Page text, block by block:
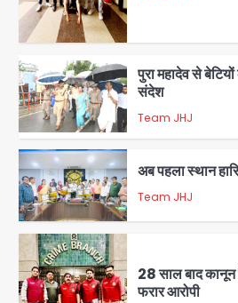
5
1
पुरा महादेव से
संदेश
Team JHJ
2
अब पहला स्थान
Team JHJ
28 साल बाद
फरार आरोपी